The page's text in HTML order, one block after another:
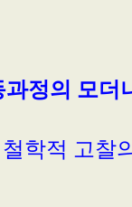
정의 모더
학적 고찰